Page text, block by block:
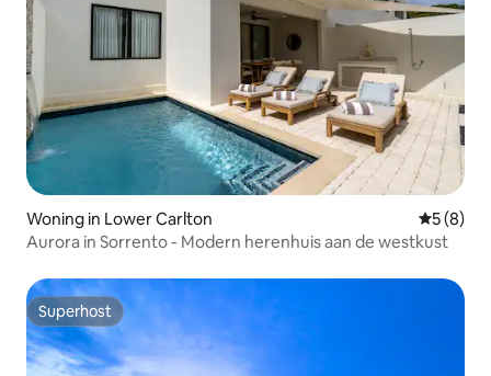
Woning in Lower Carlton
5 (8)
Aurora in Sorrento - Modern herenhuis aan de westkust
Superhost
Superhost